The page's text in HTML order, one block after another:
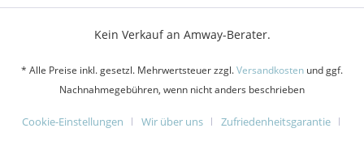
Kein Verkauf an Amway-Berater.
* Alle Preise inkl. gesetzl. Mehrwertsteuer zzgl.Versandkosten und ggf.
Nachnahmegebühren, wenn nicht anders beschrieben
Cookie-Einstellungen Wir über uns
Zufriedenheitsgarantie